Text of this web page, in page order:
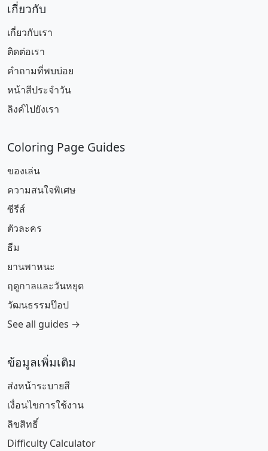
เกี่ยวกับ
เกี่ยวกับเรา
ติดต่อเรา
คำถามที่พบบ่อย
หน้าสีประจำวัน
ลิงค์ไปยังเรา
Coloring Page Guides
ของเล่น
ความสนใจพิเศษ
ซีรีส์
ตัวละคร
ธีม
ยานพาหนะ
ฤดูกาลและวันหยุด
วัฒนธรรมป๊อป
See all guides →
ข้อมูลเพิ่มเติม
ส่งหน้าระบายสี
เงื่อนไขการใช้งาน
ลิขสิทธิ์
Difficulty Calculator